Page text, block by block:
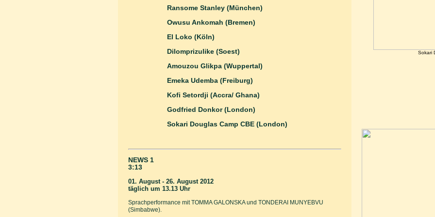
Ransome Stanley (München)
Owusu Ankomah (Bremen)
El Loko (Köln)
Dilomprizulike (Soest)
Amouzou Glikpa (Wuppertal)
Emeka Udemba (Freiburg)
Kofi Setordji (Accra/ Ghana)
Godfried Donkor (London)
Sokari Douglas Camp CBE (London)
NEWS 1
3:13
01. August - 26. August 2012
täglich um 13.13 Uhr
Sprachperformance mit TOMMA GALONSKA und TONDERAI MUNYEBVU
(Simbabwe).
Sokari